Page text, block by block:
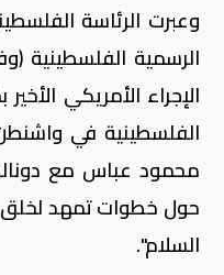
وعبرت الرئاسة
الرسمية الفلسطينية
الإجراء الأمريكي
الفلسطينية في
محمود عباس مع
حول خطوات تمهد لخلق
السلام".